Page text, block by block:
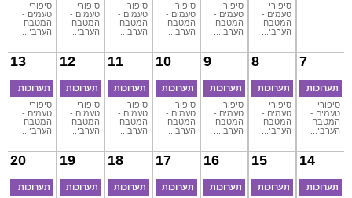
סיפורי
טעמים -
המטבח
הערבי...
סיפורי
טעמים -
המטבח
הערבי...
סיפורי
טעמים -
המטבח
הערבי...
סיפורי
טעמים -
המטבח
הערבי...
סיפורי
טעמים -
המטבח
הערבי...
סיפורי
טעמים -
המטבח
הערבי...
7
תערוכות
סיפורי
טעמים -
המטבח
הערבי...
8
תערוכות
סיפורי
טעמים -
המטבח
הערבי...
9
תערוכות
סיפורי
טעמים -
המטבח
הערבי...
10
תערוכות
סיפורי
טעמים -
המטבח
הערבי...
11
תערוכות
סיפורי
טעמים -
המטבח
הערבי...
12
תערוכות
סיפורי
טעמים -
המטבח
הערבי...
13
תערוכות
סיפורי
טעמים -
המטבח
הערבי...
14
תערוכות
15
תערוכות
16
תערוכות
17
תערוכות
18
תערוכות
19
תערוכות
20
תערוכות